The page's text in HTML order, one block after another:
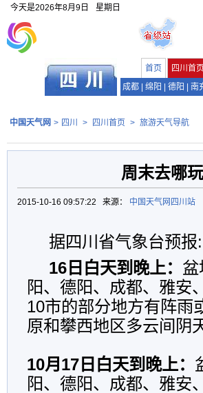
今天是2026年8月9日 星期日
首页 四川首页
成都
绵阳 德阳 南
中国天气网 > 四川 > 四川首页 > 旅游天气导航
周末去哪
2015-10-16 09:57:22 来源： 中国天气网四川站
据四川省气象台预报:
16日白天到晚上： 盆
阳、德阳、成都、雅安
10市的部分地方有阵雨
原和攀西地区多云间阴
10月17日白天到晚上：
阳、德阳、成都、雅安